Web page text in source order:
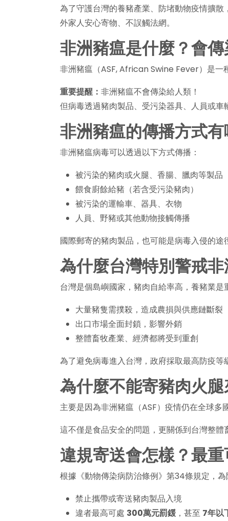
為了守護台灣的養豬產業、防堵動物疫情擴
外家人安心寄物、不誤觸法網。
非洲豬瘟是什麼？會傳
非洲豬瘟（ASF, African Swine Fever）是一
重要提醒：非洲豬瘟不會傳染給人類！
但病毒透過豬肉製品、受污染器具、人員或車
非洲豬瘟的傳播方式有
非洲豬瘟病毒可以透過以下方式傳播：
被污染的豬肉或火腿、香腸、臘肉等製品
餵食廚餘給豬（若含受污染豬肉）
被污染的運輸車、器具、衣物
人員、野豬或其他動物接觸傳播
國際郵寄的豬肉製品，也可能是病毒入侵的途
為什麼台灣特別警戒非
台灣是個島嶼國家，豬肉自給率高，養豬業是
大量豬隻需撲殺，造成農損與供應鏈斷裂
出口市場全面封鎖，影響外銷
整體畜牧產業、經濟都將受到重創
為了避免病毒進入台灣，政府採取最高防疫
為什麼不能寄豬肉火腿
主要是因為非洲豬瘟（ASF）疫情仍在全球多
這不僅是食品安全的問題，更關係到台灣整體
違規寄送會怎樣？最
根據《動物傳染病防治條例》第34條規定，為
禁止攜帶或寄送豬肉製品入境
違者最高可處 300萬元罰鍰 ，甚至 7年以